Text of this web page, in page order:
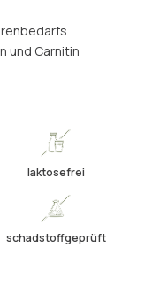
und Carnitin
laktosefrei
schadstoffgeprüft